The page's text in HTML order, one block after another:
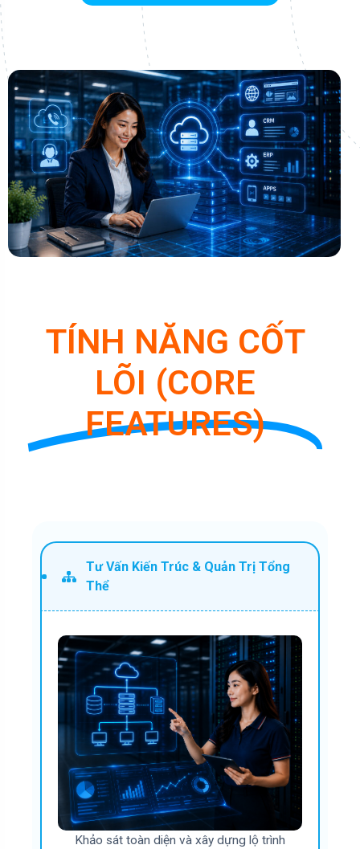
TÍNH NĂNG CỐT
LÕI (CORE
FEATURES)
Tư Vấn Kiến Trúc & Quản Trị Tổng
Thể
Khảo sát toàn diện và xây dựng lộ trình